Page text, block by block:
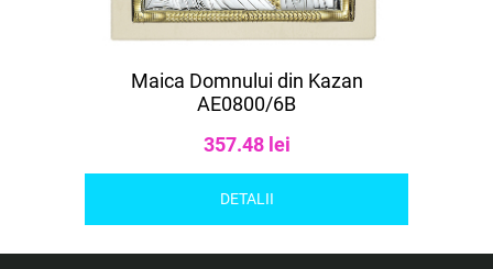
Maica Domnului din Kazan
AE0800/6B
357.48 lei
DETALII